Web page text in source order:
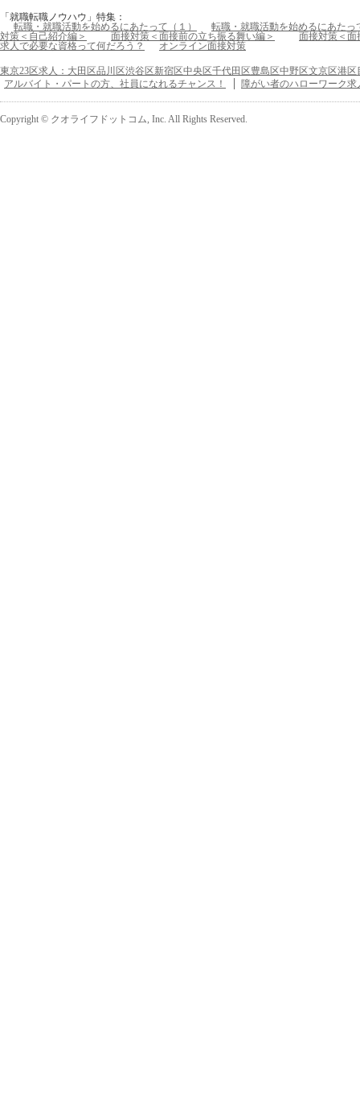
「就職転職ノウハウ」特集：
転職・就職活動を始めるにあたって（１）
転職・就職活動を始めるにあたっ
対策＜自己紹介編＞
面接対策＜面接前の立ち振る舞い編＞
面接対策＜面
求人で必要な資格って何だろう？
オンライン面接対策
東京23区求人：大田区品川区渋谷区新宿区中央区千代田区豊島区中野区文京区港区
アルバイト・パートの方、社員になれるチャンス！
障がい者のハローワーク求
Copyright © クオライフドットコム, Inc. All Rights Reserved.